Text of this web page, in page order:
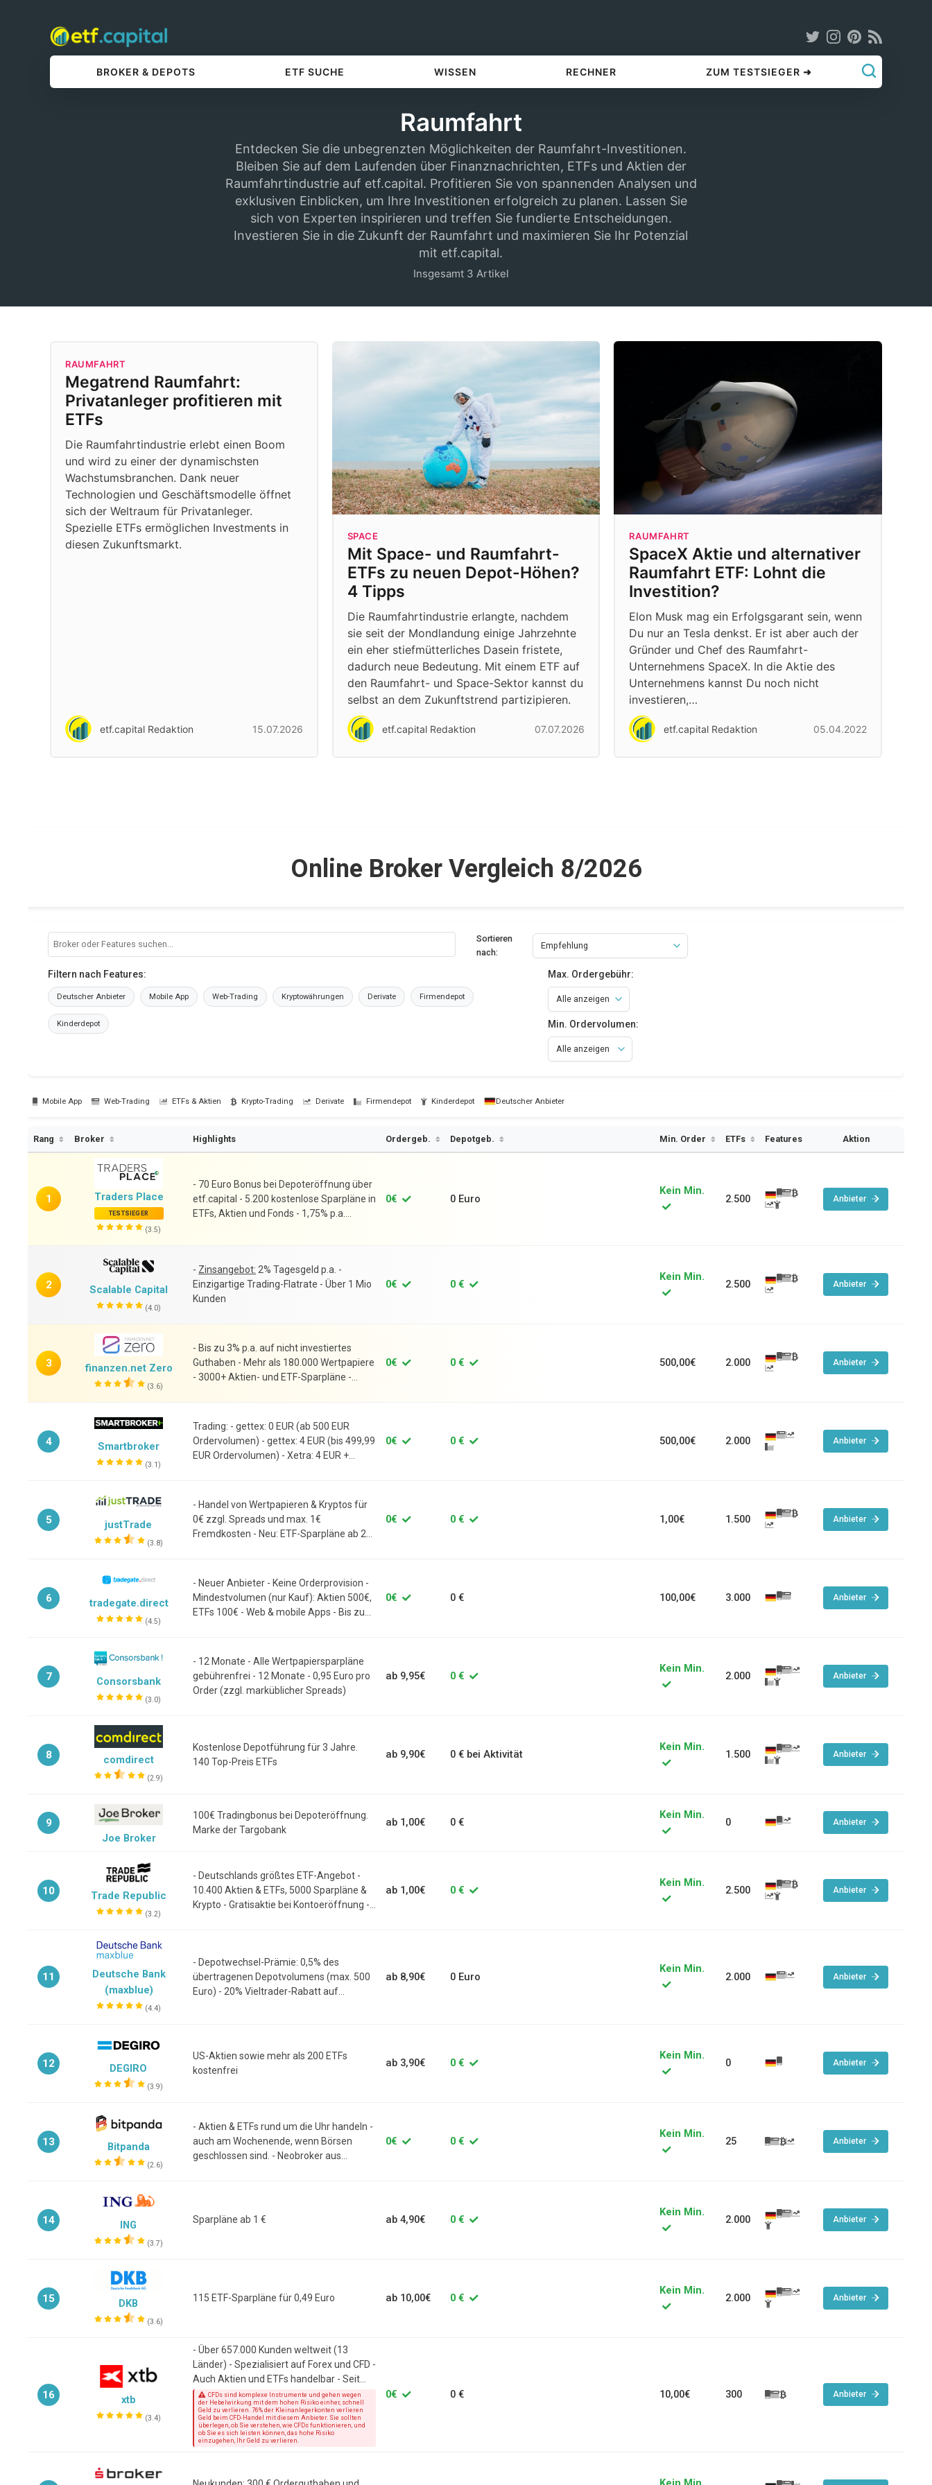
BROKER & DEPOTS ETF SUCHE WISSEN RECHNER ZUM TESTSIEGER ➜
Raumfahrt
Entdecken Sie die unbegrenzten Möglichkeiten der Raumfahrt-Investitionen.
Bleiben Sie auf dem Laufenden über Finanznachrichten, ETFs und Aktien der
Raumfahrtindustrie auf etf.capital. Profitieren Sie von spannenden Analysen und
exklusiven Einblicken, um Ihre Investitionen erfolgreich zu planen. Lassen Sie
sich von Experten inspirieren und treffen Sie fundierte Entscheidungen.
Investieren Sie in die Zukunft der Raumfahrt und maximieren Sie Ihr Potenzial
mit etf.capital.
Insgesamt 3 Artikel
RAUMFAHRT
Megatrend Raumfahrt:
Privatanleger profitieren mit
ETFs
Die Raumfahrtindustrie erlebt einen Boom
und wird zu einer der dynamischsten
Wachstumsbranchen. Dank neuer
Technologien und Geschäftsmodelle öffnet
sich der Weltraum für Privatanleger.
Spezielle ETFs ermöglichen Investments in
diesen Zukunftsmarkt.
etf.capital Redaktion 15.07.2026
SPACE
Mit Space- und Raumfahrt-
ETFs zu neuen Depot-Höhen?
4 Tipps
Die Raumfahrtindustrie erlangte, nachdem
sie seit der Mondlandung einige Jahrzehnte
ein eher stiefmütterliches Dasein fristete,
dadurch neue Bedeutung. Mit einem ETF auf
den Raumfahrt- und Space-Sektor kannst du
selbst an dem Zukunftstrend partizipieren.
etf.capital Redaktion 07.07.2026
RAUMFAHRT
SpaceX Aktie und alternativer
Raumfahrt ETF: Lohnt die
Investition?
Elon Musk mag ein Erfolgsgarant sein, wenn
Du nur an Tesla denkst. Er ist aber auch der
Gründer und Chef des Raumfahrt-
Unternehmens SpaceX. In die Aktie des
Unternehmens kannst Du noch nicht
investieren,…
etf.capital Redaktion 05.04.2022